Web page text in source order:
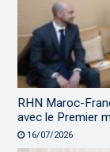
RHN Maroc-
avec le Premier
16/07/2026